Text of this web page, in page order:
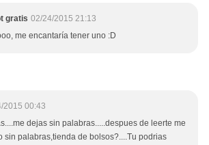
gratis 02/24/2015 21:13
me encantaría tener uno :D
2015 00:43
dejas sin palabras.....despues de leerte me
sin palabras,tienda de bolsos?....Tu podrias